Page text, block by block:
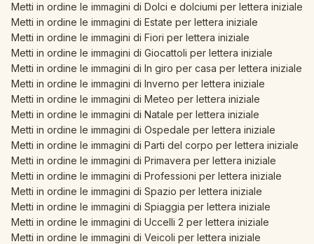
Metti in ordine le immagini di Dolci e dolciumi per lettera iniziale
Metti in ordine le immagini di Estate per lettera iniziale
Metti in ordine le immagini di Fiori per lettera iniziale
Metti in ordine le immagini di Giocattoli per lettera iniziale
Metti in ordine le immagini di In giro per casa per lettera iniziale
Metti in ordine le immagini di Inverno per lettera iniziale
Metti in ordine le immagini di Meteo per lettera iniziale
Metti in ordine le immagini di Natale per lettera iniziale
Metti in ordine le immagini di Ospedale per lettera iniziale
Metti in ordine le immagini di Parti del corpo per lettera iniziale
Metti in ordine le immagini di Primavera per lettera iniziale
Metti in ordine le immagini di Professioni per lettera iniziale
Metti in ordine le immagini di Spazio per lettera iniziale
Metti in ordine le immagini di Spiaggia per lettera iniziale
Metti in ordine le immagini di Uccelli 2 per lettera iniziale
Metti in ordine le immagini di Veicoli per lettera iniziale